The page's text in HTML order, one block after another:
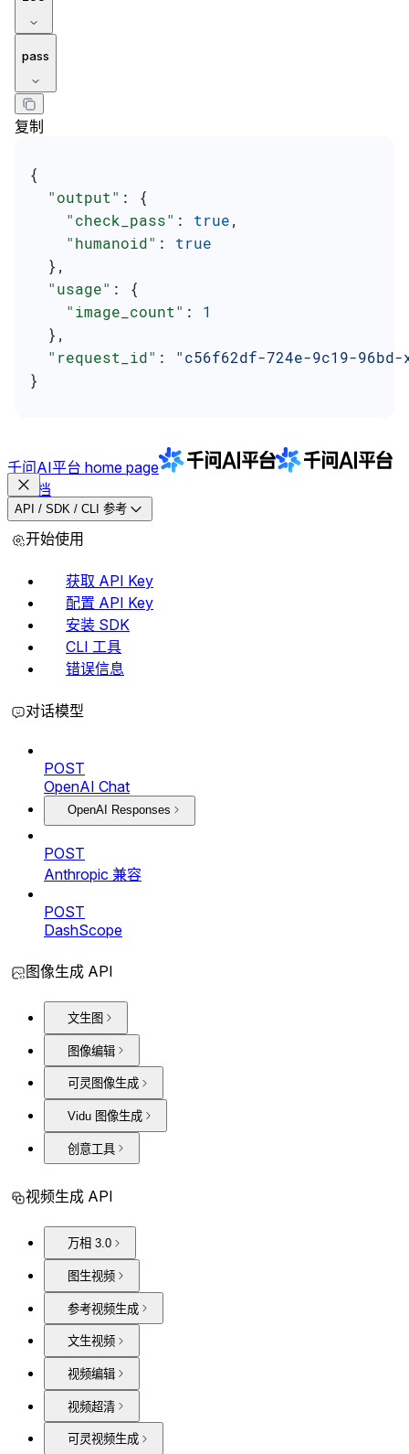
pass
复制
{
  "output"
: {
    "check_pass"
: true,
    "humanoid"
: true
  },
  "usage"
: {
    "image_count"
: 1
  },
  "request_id"
: "c56f62df-724e-9c19-
}
千问AI平台 home page
文档
API / SDK / CLI 参考
开始使用
获取 API Key
配置 API Key
安装 SDK
CLI 工具
错误信息
对话模型
POST
OpenAI Chat
OpenAI Responses
POST
Anthropic 兼容
POST
DashScope
图像生成 API
文生图
图像编辑
可灵图像生成
Vidu 图像生成
创意工具
视频生成 API
万相 3.0
图生视频
参考视频生成
文生视频
视频编辑
视频超清
可灵视频生成